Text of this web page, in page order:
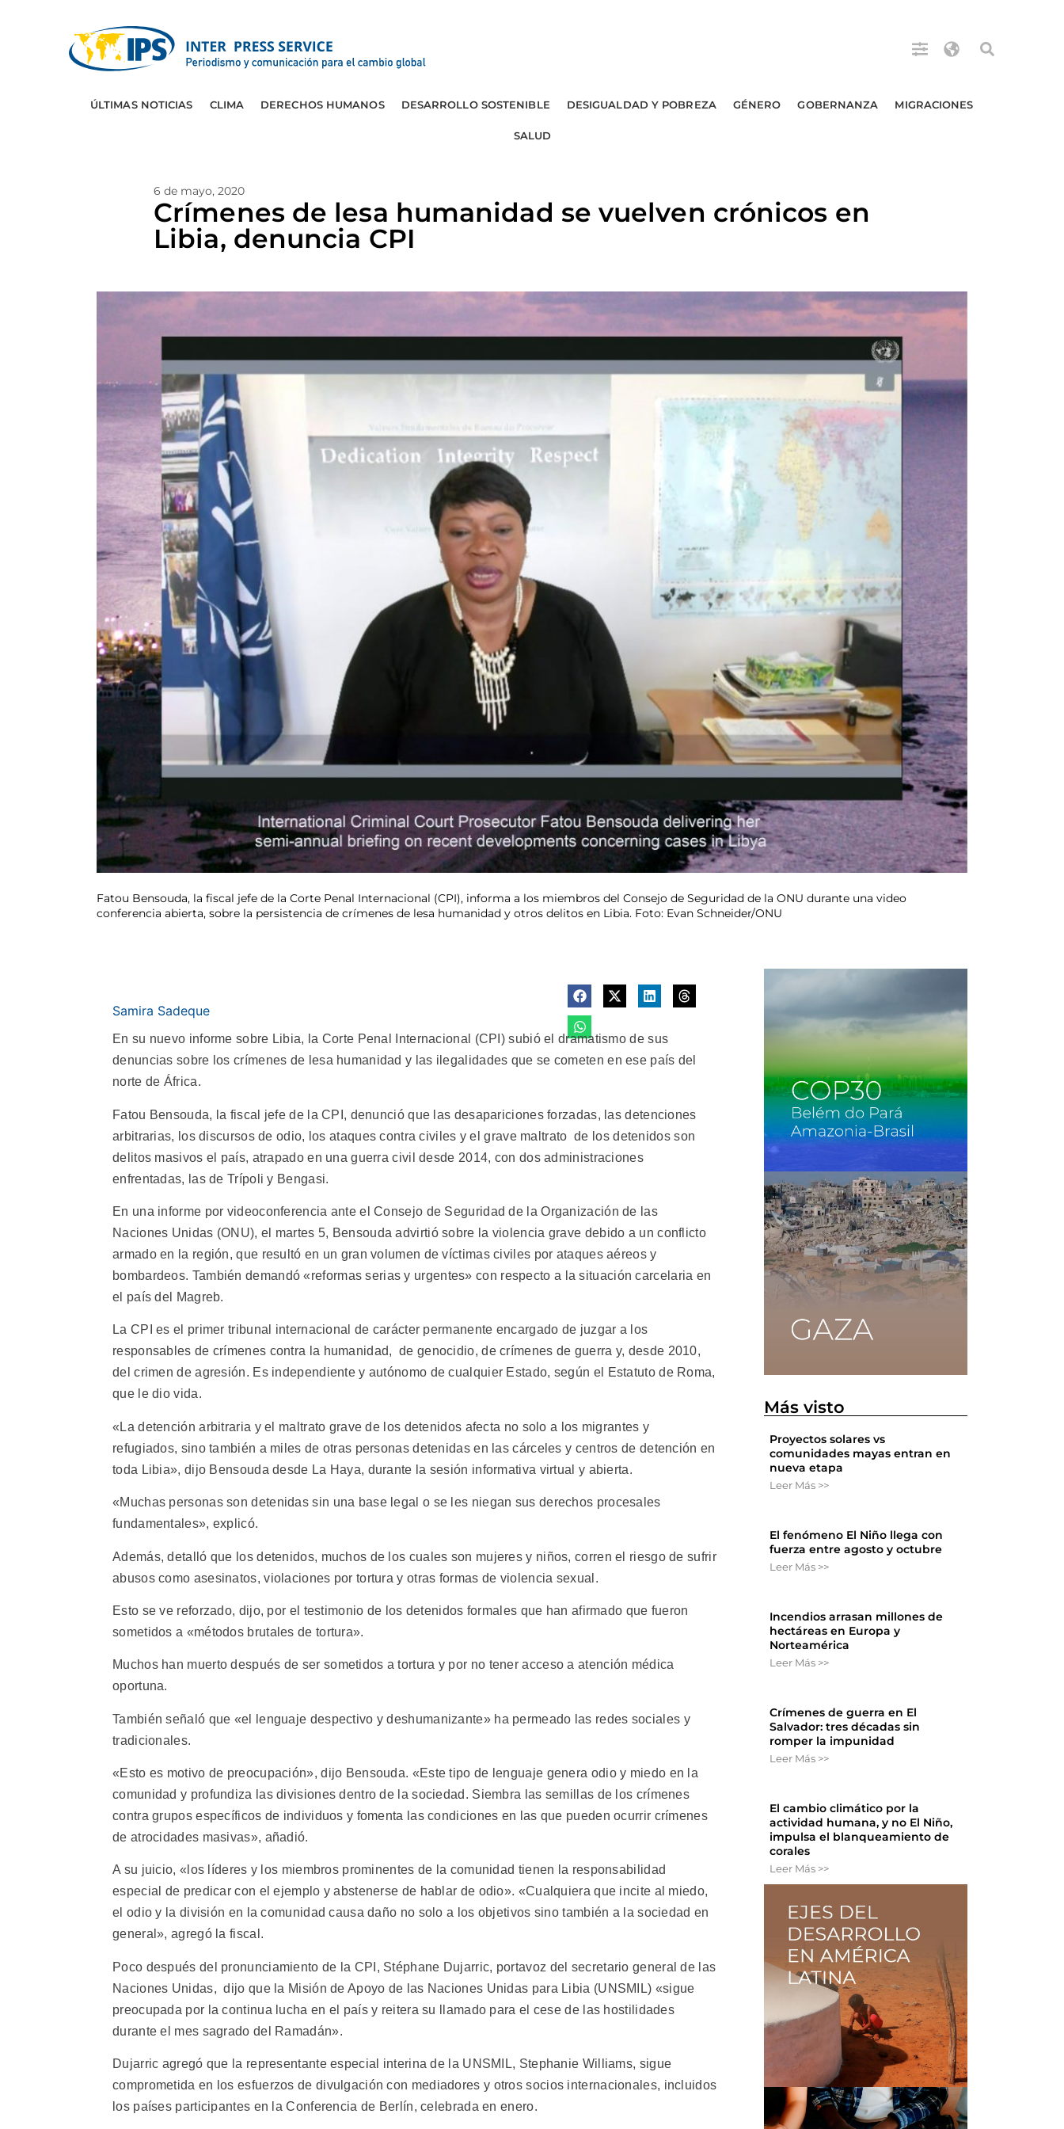
ÚLTIMAS NOTICIAS CLIMA DERECHOS HUMANOS DESARROLLO SOSTENIBLE DESIGUALDAD Y POBREZA GÉNERO GOBERNANZA MIGRACIONES
SALUD
6 de mayo, 2020
Crímenes de lesa humanidad se vuelven crónicos en
Libia, denuncia CPI
Fatou Bensouda, la fiscal jefe de la Corte Penal Internacional (CPI), informa a los miembros del Consejo de Seguridad de la ONU durante una video
conferencia abierta, sobre la persistencia de crímenes de lesa humanidad y otros delitos en Libia. Foto: Evan Schneider/ONU
Samira Sadeque
En su nuevo informe sobre Libia, la Corte Penal Internacional (CPI) subió el dramatismo de sus
denuncias sobre los crímenes de lesa humanidad y las ilegalidades que se cometen en ese país del
norte de África.
Fatou Bensouda, la fiscal jefe de la CPI, denunció que las desapariciones forzadas, las detenciones
arbitrarias, los discursos de odio, los ataques contra civiles y el grave maltrato de los detenidos son
delitos masivos el país, atrapado en una guerra civil desde 2014, con dos administraciones
enfrentadas, las de Trípoli y Bengasi.
En una informe por videoconferencia ante el Consejo de Seguridad de la Organización de las
Naciones Unidas (ONU), el martes 5, Bensouda advirtió sobre la violencia grave debido a un conflicto
armado en la región, que resultó en un gran volumen de víctimas civiles por ataques aéreos y
bombardeos. También demandó «reformas serias y urgentes» con respecto a la situación carcelaria en
el país del Magreb.
La CPI es el primer tribunal internacional de carácter permanente encargado de juzgar a los
responsables de crímenes contra la humanidad, de genocidio, de crímenes de guerra y, desde 2010,
del crimen de agresión. Es independiente y autónomo de cualquier Estado, según el Estatuto de Roma,
que le dio vida.
«La detención arbitraria y el maltrato grave de los detenidos afecta no solo a los migrantes y
refugiados, sino también a miles de otras personas detenidas en las cárceles y centros de detención en
toda Libia», dijo Bensouda desde La Haya, durante la sesión informativa virtual y abierta.
«Muchas personas son detenidas sin una base legal o se les niegan sus derechos procesales
fundamentales», explicó.
Además, detalló que los detenidos, muchos de los cuales son mujeres y niños, corren el riesgo de sufrir
abusos como asesinatos, violaciones por tortura y otras formas de violencia sexual.
Esto se ve reforzado, dijo, por el testimonio de los detenidos formales que han afirmado que fueron
sometidos a «métodos brutales de tortura».
Muchos han muerto después de ser sometidos a tortura y por no tener acceso a atención médica
oportuna.
También señaló que «el lenguaje despectivo y deshumanizante» ha permeado las redes sociales y
tradicionales.
«Esto es motivo de preocupación», dijo Bensouda. «Este tipo de lenguaje genera odio y miedo en la
comunidad y profundiza las divisiones dentro de la sociedad. Siembra las semillas de los crímenes
contra grupos específicos de individuos y fomenta las condiciones en las que pueden ocurrir crímenes
de atrocidades masivas», añadió.
A su juicio, «los líderes y los miembros prominentes de la comunidad tienen la responsabilidad
especial de predicar con el ejemplo y abstenerse de hablar de odio». «Cualquiera que incite al miedo,
el odio y la división en la comunidad causa daño no solo a los objetivos sino también a la sociedad en
general», agregó la fiscal.
Poco después del pronunciamiento de la CPI, Stéphane Dujarric, portavoz del secretario general de las
Naciones Unidas, dijo que la Misión de Apoyo de las Naciones Unidas para Libia (UNSMIL) «sigue
preocupada por la continua lucha en el país y reitera su llamado para el cese de las hostilidades
durante el mes sagrado del Ramadán».
Dujarric agregó que la representante especial interina de la UNSMIL, Stephanie Williams, sigue
comprometida en los esfuerzos de divulgación con mediadores y otros socios internacionales, incluidos
los países participantes en la Conferencia de Berlín, celebrada en enero.
Más visto
Proyectos solares vs
comunidades mayas entran en
nueva etapa
Leer Más >>
El fenómeno El Niño llega con
fuerza entre agosto y octubre
Leer Más >>
Incendios arrasan millones de
hectáreas en Europa y
Norteamérica
Leer Más >>
Crímenes de guerra en El
Salvador: tres décadas sin
romper la impunidad
Leer Más >>
El cambio climático por la
actividad humana, y no El Niño,
impulsa el blanqueamiento de
corales
Leer Más >>